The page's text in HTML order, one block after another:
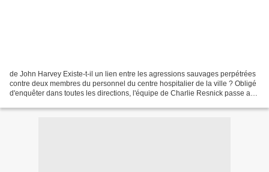
de John Harvey Existe-t-il un lien entre les agressions sauvages perpétrées
contre deux membres du personnel du centre hospitalier de la ville ? Obligé
d'enquêter dans toutes les directions, l'équipe de Charlie Resnick passe au